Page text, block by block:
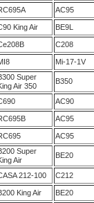
AC95
King Air BE9L
C208
Mi-17-1V
Super
Air 350
B350
AC90
AC95
AC95
Super
Air
BE20
212-100 C212
King Air BE20